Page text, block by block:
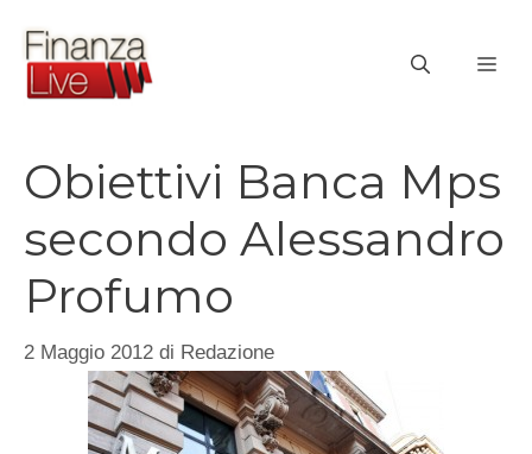
contenuto
Obiettivi Banca Mps
secondo Alessandro
Profumo
2 Maggio 2012 di Redazione